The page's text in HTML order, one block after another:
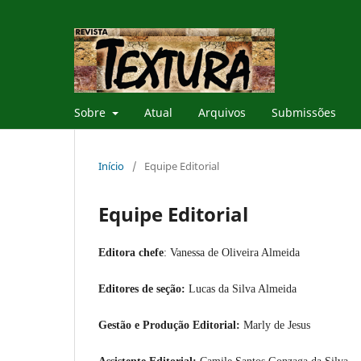
Sobre Atual Arquivos Submissões
Início / Equipe Editorial
Equipe Editorial
Editora chefe: Vanessa de Oliveira Almeida
Editores de seção: Lucas da Silva Almeida
Gestão e Produção Editorial: Marly de Jesus